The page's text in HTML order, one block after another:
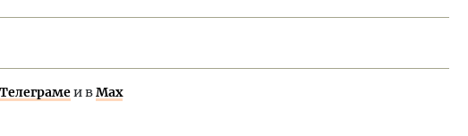
Телеграмеи вMax